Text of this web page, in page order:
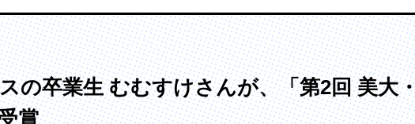
メディア表現学部
メディア表現学科
芸術学部
造形学科
の卒業生 むむすけさんが、「第2回 美大
賞